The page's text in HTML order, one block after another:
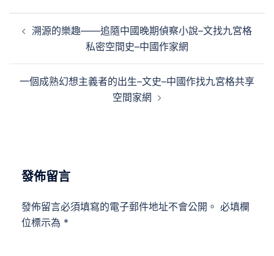
章
溯源的樂趣——追隨中國晚期偵察小說–文找九宮格
私密空間史–中國作家網
一個成熟幻想主義者的出生–文史–中國作找九宮格共享
空間家網
發佈留言
發佈留言必須填寫的電子郵件地址不會公開。 必填欄
位標示為 *